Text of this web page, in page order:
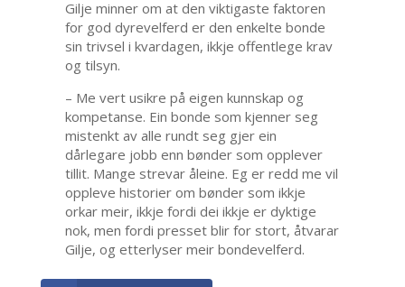
Gilje minner om at den viktigaste faktoren
for god dyrevelferd er den enkelte bonde
sin trivsel i kvardagen, ikkje offentlege krav
og tilsyn.
– Me vert usikre på eigen kunnskap og
kompetanse. Ein bonde som kjenner seg
mistenkt av alle rundt seg gjer ein
dårlegare jobb enn bønder som opplever
tillit. Mange strevar åleine. Eg er redd me vil
oppleve historier om bønder som ikkje
orkar meir, ikkje fordi dei ikkje er dyktige
nok, men fordi presset blir for stort, åtvarar
Gilje, og etterlyser meir bondevelferd.